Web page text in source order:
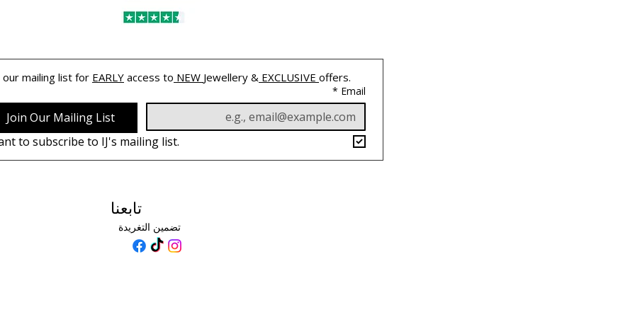
our mailing list for EARLY access to NEW Jewellery & EXCLUSIVE offers.
Email
*
Join Our Mailing List
to subscribe to IJ's mailing list.
تابعنا
تضمين التغريدة